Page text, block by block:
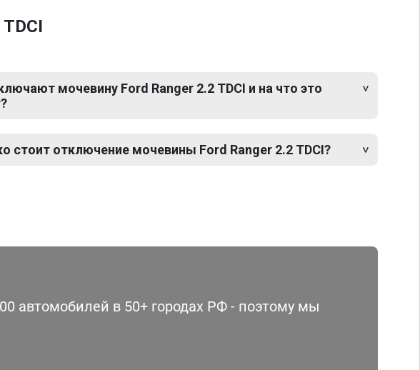
мочевину Ford Ranger 2.2 TDCI и на что это
стоит отключение мочевины Ford Ranger 2.2 TDCI?
автомобилей в 50+ городах РФ - поэтому мы